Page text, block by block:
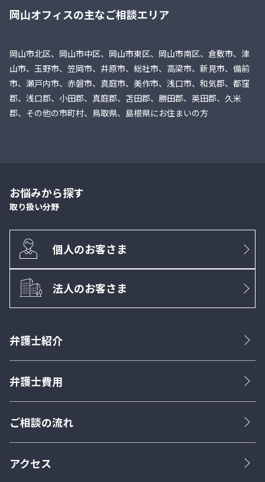
岡山オフィスの主なご相談エリア
岡山市北区、岡山市中区、岡山市東区、岡山市南区、倉敷市、津
山市、玉野市、笠岡市、井原市、総社市、高梁市、新見市、備前
市、瀬戸内市、赤磐市、真庭市、美作市、浅口市、和気郡、都窪
郡、浅口郡、小田郡、真庭郡、苫田郡、勝田郡、英田郡、久米
郡、その他の市町村、鳥取県、島根県にお住まいの方
お悩みから探す
取り扱い分野
個人のお客さま
法人のお客さま
弁護士紹介
弁護士費用
ご相談の流れ
アクセス